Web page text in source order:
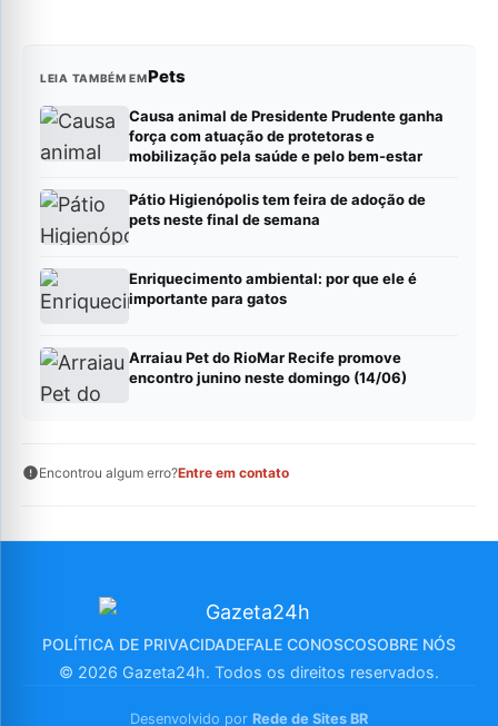
LEIA TAMBÉM EMPets
Causa animal de Presidente Prudente ganha
força com atuação de protetoras e
mobilização pela saúde e pelo bem-estar
Pátio Higienópolis tem feira de adoção de
pets neste final de semana
Enriquecimento ambiental: por que ele é
importante para gatos
Arraiau Pet do RioMar Recife promove
encontro junino neste domingo (14/06)
Encontrou algum erro?Entre em contato
POLÍTICA DE PRIVACIDADEFALE CONOSCOSOBRE NÓS
© 2026 Gazeta24h. Todos os direitos reservados.
Desenvolvido por Rede de Sites BR